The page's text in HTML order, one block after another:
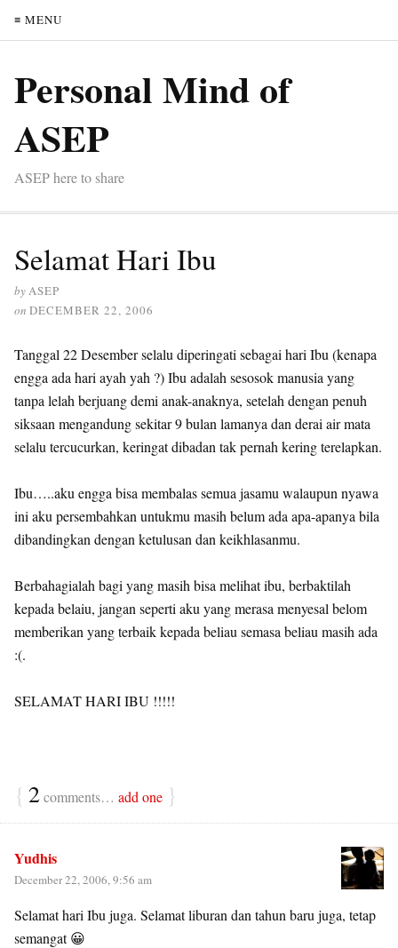
≡ MENU
Personal Mind of
ASEP
ASEP here to share
Selamat Hari Ibu
byASEP
on DECEMBER 22, 2006
Tanggal 22 Desember selalu diperingati sebagai hari Ibu (kenapa
engga ada hari ayah yah ?) Ibu adalah sesosok manusia yang
tanpa lelah berjuang demi anak-anaknya, setelah dengan penuh
siksaan mengandung sekitar 9 bulan lamanya dan derai air mata
selalu tercucurkan, keringat dibadan tak pernah kering terelapkan.
Ibu…..aku engga bisa membalas semua jasamu walaupun nyawa
ini aku persembahkan untukmu masih belum ada apa-apanya bila
dibandingkan dengan ketulusan dan keikhlasanmu.
Berbahagialah bagi yang masih bisa melihat ibu, berbaktilah
kepada belaiu, jangan seperti aku yang merasa menyesal belom
memberikan yang terbaik kepada beliau semasa beliau masih ada
:(.
SELAMAT HARI IBU !!!!!
{ 2comments… add one }
Yudhis
December 22, 2006, 9:56 am
Selamat hari Ibu juga. Selamat liburan dan tahun baru juga, tetap
semangat 😀